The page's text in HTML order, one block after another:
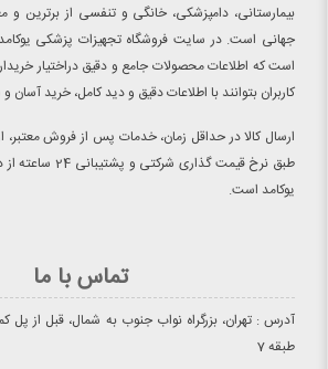
بیمارستانی، دامپزشکی، خانگی و تنفسی از برترین و
جهانی است. در سایت فروشگاه تجهیزات پزشکی
است که اطلاعات محصولات جامع و دقیق دراختیار
کاربران بتوانند با اطلاعات دقیق و دید کامل، خرید آسان
ارسال کالا در حداقل زمان، خدمات پس از فروش معتبر،
طبق نرخ قیمت گذاری
یوکامد است.
تماس با ما
آدرس : تهران، بزرگراه نواب جنوب به شمال، قبل از پل
طبقه 7